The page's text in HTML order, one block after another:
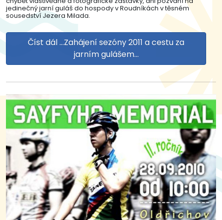
jedinečný jarní guláš do hospody v Roudníkách v těsném
sousedství Jezera Milada.
Číst dál …Zahájení sezóny 2011 a cestu za
jarním gulášem...